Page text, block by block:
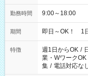
勤務時間 9:00～18:00
期間 即日～OK！ 1
特徴 週1日からOK /
業・WワークOK
集 / 電話対応な